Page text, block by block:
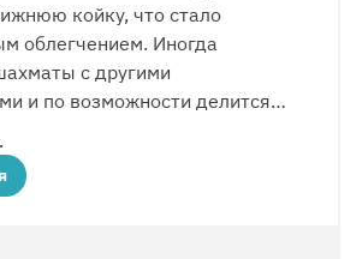
койку, что стало
облегчением. Иногда
с другими
и по возможности делится
криз и возникло
в связи с чем он прошел